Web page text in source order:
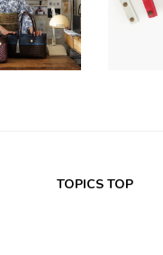
TOPICS TOP